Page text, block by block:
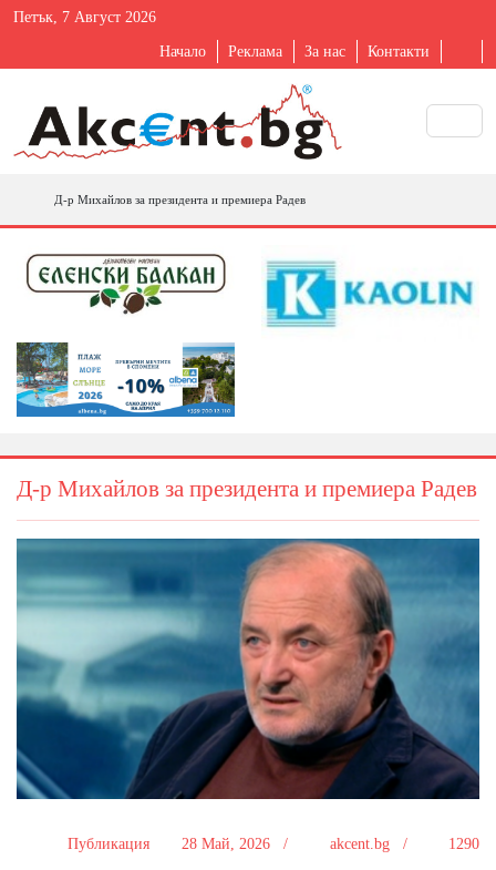
Петък, 7 Август 2026
Начало Реклама За нас Контакти
Д-р Михайлов за президента и премиера Радев
Д-р Михайлов за президента и премиера Радев
Публикация 28 Май, 2026 / akcent.bg / 1290